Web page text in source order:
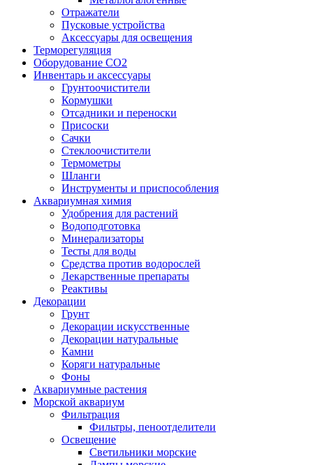
Отражатели
Пусковые устройства
Аксессуары для освещения
Терморегуляция
Оборудование CO2
Инвентарь и аксессуары
Грунтоочистители
Кормушки
Отсадники и переноски
Присоски
Сачки
Стеклоочистители
Термометры
Шланги
Инструменты и приспособления
Аквариумная химия
Удобрения для растений
Водоподготовка
Минерализаторы
Тесты для воды
Средства против водорослей
Лекарственные препараты
Реактивы
Декорации
Грунт
Декорации искусственные
Декорации натуральные
Камни
Коряги натуральные
Фоны
Аквариумные растения
Морской аквариум
Фильтрация
Фильтры, пеноотделители
Освещение
Светильники морские